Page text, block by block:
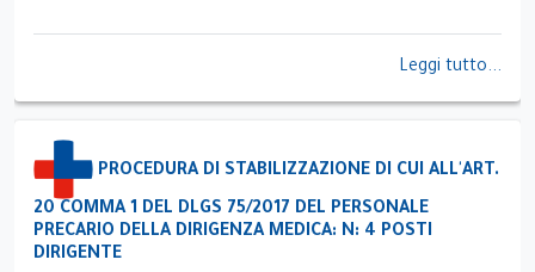
Leggi tutto...
PROCEDURA DI STABILIZZAZIONE DI CUI ALL'ART.
20 COMMA 1 DEL DLGS 75/2017 DEL PERSONALE
PRECARIO DELLA DIRIGENZA MEDICA: N: 4 POSTI
DIRIGENTE